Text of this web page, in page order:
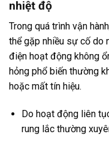
nhiệt độ
Trong quá trình vận
thể gặp nhiều sự cố do
điện hoạt động không
hỏng phổ biến thường
hoặc mất tín hiệu.
Do hoạt động liên
rung lắc thường